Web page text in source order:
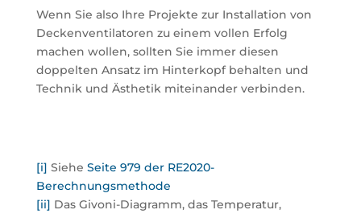
Wenn Sie also Ihre Projekte zur Installation von
Deckenventilatoren zu einem vollen Erfolg
machen wollen, sollten Sie immer diesen
doppelten Ansatz im Hinterkopf behalten und
Technik und Ästhetik miteinander verbinden.
[i] Siehe Seite 979 der RE2020-
Berechnungsmethode
[ii] Das Givoni-Diagramm, das Temperatur,